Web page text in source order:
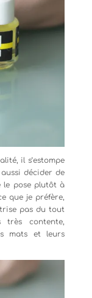
il s’estompe
décider de
le pose plutôt à
que je préfère,
pas du tout
très contente,
mats et leurs